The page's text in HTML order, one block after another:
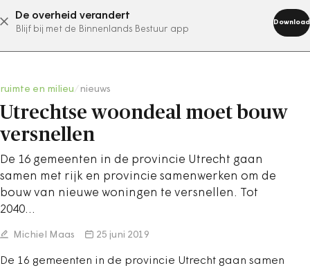
De overheid verandert
Blijf bij met de Binnenlands Bestuur app
Download
abonneer nu
ruimte en milieu nieuws
Utrechtse woondeal moet bouw
versnellen
De 16 gemeenten in de provincie Utrecht gaan
samen met rijk en provincie samenwerken om de
bouw van nieuwe woningen te versnellen. Tot
2040…
Michiel Maas 25 juni 2019
De 16 gemeenten in de provincie Utrecht gaan samen